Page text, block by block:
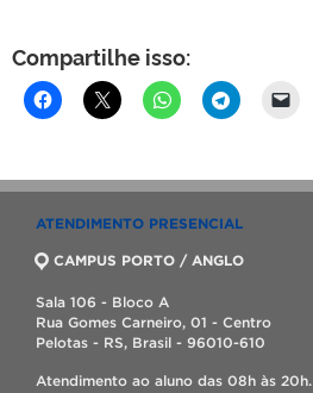
Compartilhe isso:
ATENDIMENTO PRESENCIAL
CAMPUS PORTO / ANGLO
Sala 106 - Bloco A
Rua Gomes Carneiro, 01 - Centro
Pelotas - RS, Brasil - 96010-610
Atendimento ao aluno das 08h às 20h.